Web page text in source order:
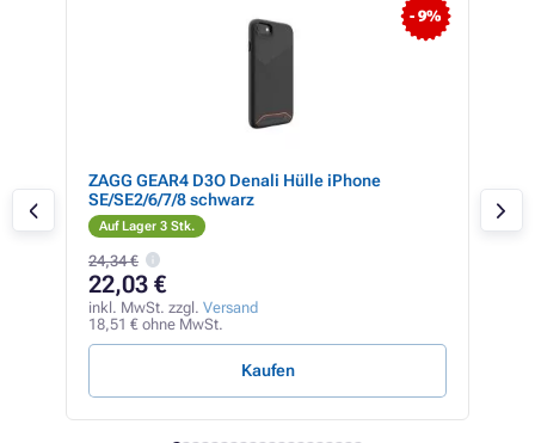
- 9%
ZAGG GEAR4 D3O Denali Hülle iPhone
SE/SE2/6/7/8 schwarz
Auf Lager 3 Stk.
24,34 €
22,03 €
inkl. MwSt. zzgl. Versand
18,51 € ohne MwSt.
Kaufen